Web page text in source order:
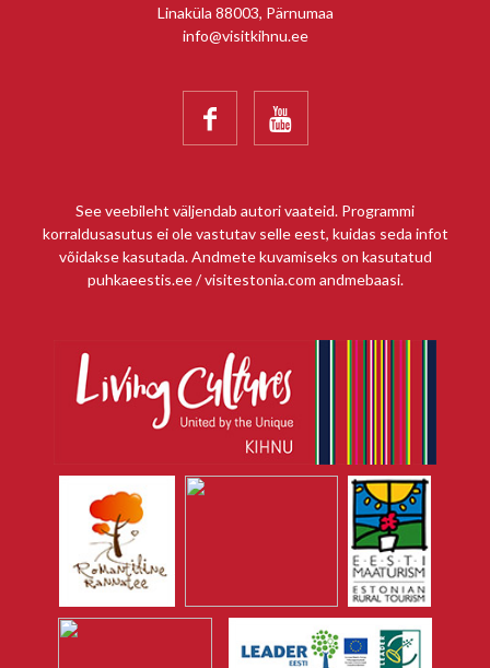
Linaküla 88003, Pärnumaa
info@visitkihnu.ee
 
See veebileht väljendab autori vaateid. Programmi
korraldusasutus ei ole vastutav selle eest, kuidas seda infot
võidakse kasutada. Andmete kuvamiseks on kasutatud
puhkaeestis.ee / visitestonia.com andmebaasi.